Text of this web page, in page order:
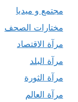
مجتمع و ميديا
مختارات الصحف
مرآة الاقتصاد
مرآة البلد
مرآة الثورة
مرآة العالم